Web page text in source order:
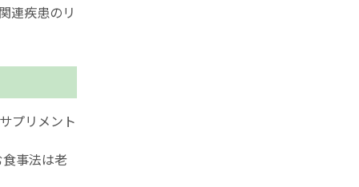
連疾患のリ
プリメント
事法は老